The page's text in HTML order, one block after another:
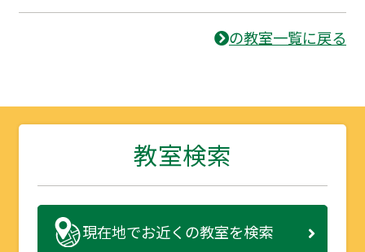
の教室一覧に戻る
教室検索
現在地でお近くの教室を検索